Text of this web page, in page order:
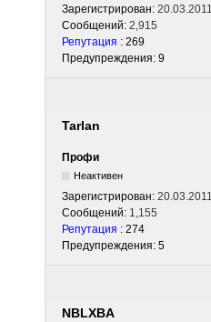
Зарегистрирован: 20.03.2011
Сообщений: 2,915
Репутация : 269
Предупреждения: 9
Tarlan
Профи
Неактивен
Зарегистрирован: 20.03.2011
Сообщений: 1,155
Репутация : 274
Предупреждения: 5
NBLXBA